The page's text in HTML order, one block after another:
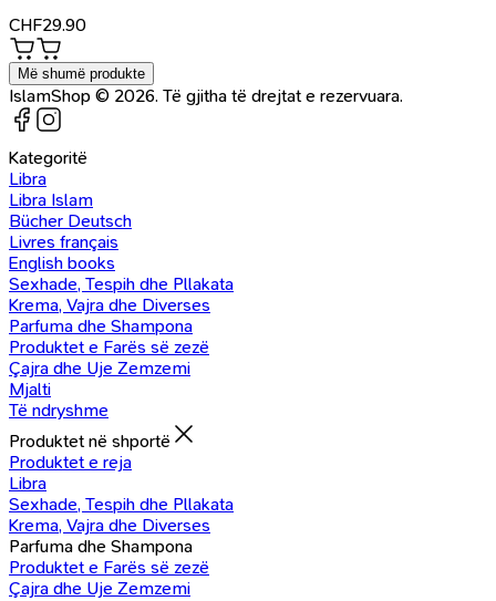
CHF29.90
Më shumë produkte
IslamShop © 2026. Të gjitha të drejtat e rezervuara.
Kategoritë
Libra
Libra Islam
Bücher Deutsch
Livres français
English books
Sexhade, Tespih dhe Pllakata
Krema, Vajra dhe Diverses
Parfuma dhe Shampona
Produktet e Farës së zezë
Çajra dhe Uje Zemzemi
Mjalti
Të ndryshme
Produktet në shportë
Produktet e reja
Libra
Sexhade, Tespih dhe Pllakata
Krema, Vajra dhe Diverses
Parfuma dhe Shampona
Produktet e Farës së zezë
Çajra dhe Uje Zemzemi